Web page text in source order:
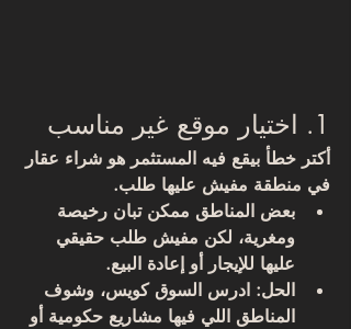
1. اختيار موقع غير مناسب
أكتر خطأ بيقع فيه المستثمر هو شراء عقار
في منطقة مفيش عليها طلب.
بعض المناطق ممكن تبان رخيصة
ومغرية، لكن مفيش طلب حقيقي
عليها للإيجار أو إعادة البيع.
الحل: ادرس السوق كويس، وشوف
المناطق اللي فيها مشاريع حكومية أو